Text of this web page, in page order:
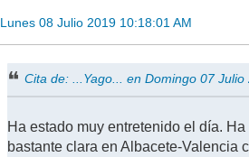
Lunes 08 Julio 2019 10:18:01 AM
Cita de: ...Yago... en Domingo 07
Ha estado muy entretenido el día.
bastante clara en Albacete-Valencia